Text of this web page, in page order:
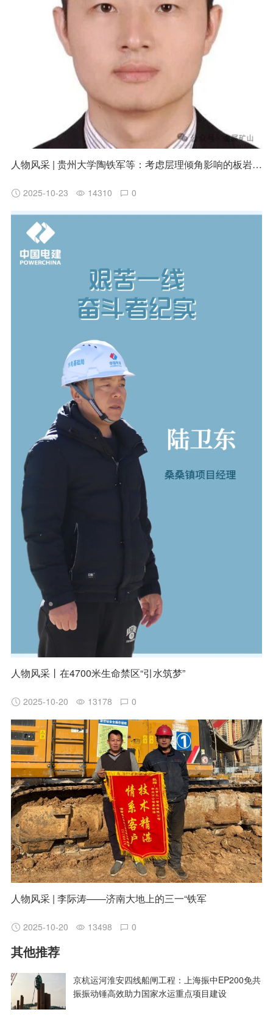
人物风采 | 贵州大学陶铁军等：考虑层理倾角影响的板岩掏槽角度最优设计研究
2025-10-23 14310 0
人物风采丨在4700米生命禁区“引水筑梦”
2025-10-20 13178 0
人物风采 | 李际涛——济南大地上的三一“铁军
2025-10-20 13498 0
其他推荐
京杭运河淮安四线船闸工程：上海振中EP200免共
振振动锤高效助力国家水运重点项目建设